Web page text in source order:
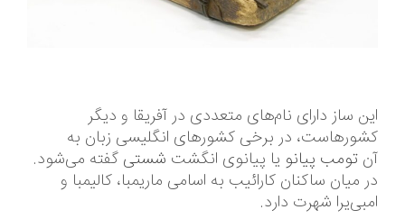
این ساز دارای نام‌های متعددی در آفریقا و دیگر
کشورهاست، در برخی کشورهای انگلیسی زبان به
آن تومب پیانو یا پیانوی انگشت شستی گفته می‌شود.
در میان ساکنان کارائیب به اسامی ماریمبا، کالیمبا و
امبی‌یرا شهرت دارد.